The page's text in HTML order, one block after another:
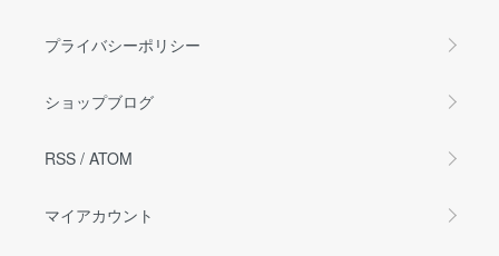
プライバシーポリシー
ショップブログ
RSS / ATOM
マイアカウント